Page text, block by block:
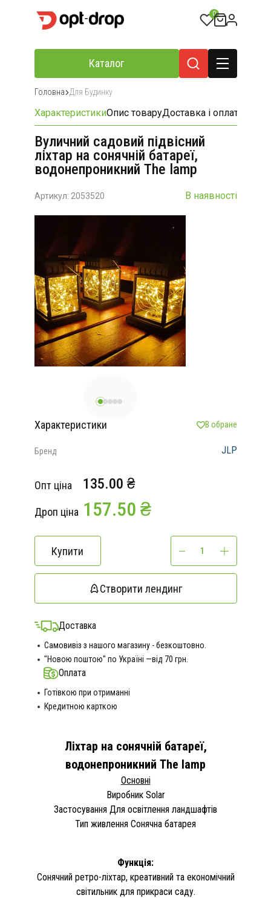
0
Каталог
Головна Для Будинку
ХарактеристикиОпис товаруДоставка і оплата
Вуличний садовий підвісний
ліхтар на сонячній батареї,
водонепроникний The lamp
Артикул: 2053520 В наявності
Характеристики В обране
Бренд JLP
Опт ціна 135.00 ₴
Дроп ціна 157.50 ₴
Купити
Створити лендинг
Доставка
Самовивіз з нашого магазину - безкоштовно.
"Новою поштою" по Україні —від 70 грн.
Оплата
Готівкою при отриманні
Кредитною карткою
Ліхтар на сонячній батареї,
водонепроникний The lamp
Основні
Виробник Solar
Застосування Для освітлення ландшафтів
Тип живлення Сонячна батарея
Функція:
Сонячний ретро-ліхтар, креативний та економічний
світильник для прикраси саду.